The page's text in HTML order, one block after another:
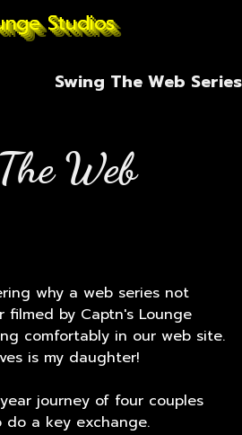
Studios
Swing The Web Series
Web
why a web series not
by Captn's Lounge
comfortably in our web site.
is my daughter!
journey of four couples
a key exchange.